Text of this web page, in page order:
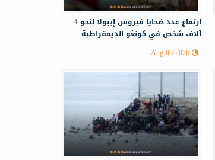
ارتفاع عدد ضحايا فيروس إيبولا لنحو 4
آلاف شخص في كونغو الديمقراطية
Aug 06 2026